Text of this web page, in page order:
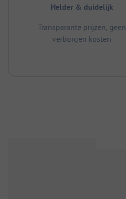
Helder & duidelijk
Transparante prijzen, geen
verborgen kosten